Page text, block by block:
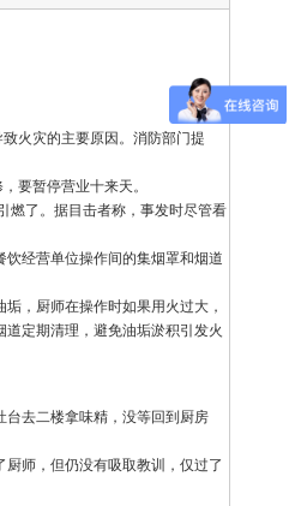
火灾的主要原因。消防部门提
要暂停营业十来天。
燃了。据目击者称，事发时尽管看
经营单位操作间的集烟罩和烟道
，厨师在操作时如果用火过大，
定期清理，避免油垢淤积引发火
去二楼拿味精，没等回到厨房
师，但仍没有吸取教训，仅过了